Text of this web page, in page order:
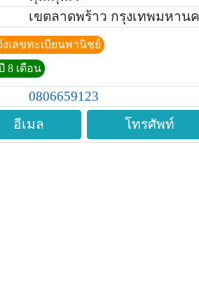
เขตลาดพร้าว กรุงเทพมหาน
เลขทะเบียนพานิชย์
8 เดือน
0806659123
อีเมล โทรศัพท์